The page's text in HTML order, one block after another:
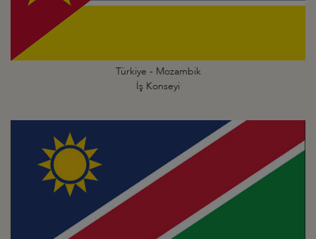
Türkiye - Mozambik
İş Konseyi